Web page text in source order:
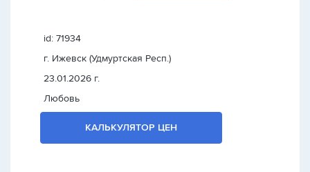
id: 71934
г. Ижевск (Удмуртская Респ.)
23.01.2026 г.
Любовь
КАЛЬКУЛЯТОР ЦЕН